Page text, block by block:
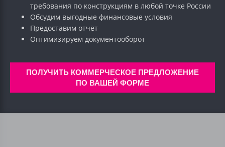
требования по конструкциям в любой точке России
Обсудим выгодные финансовые условия
Предоставим отчёт
Оптимизируем документооборот
ПОЛУЧИТЬ КОММЕРЧЕСКОЕ ПРЕДЛОЖЕНИЕ
ПО ВАШЕЙ ФОРМЕ